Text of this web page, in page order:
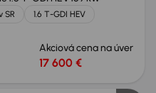
SR
1.6 T-GDI HEV
Akciová cena na úver
17 600 €